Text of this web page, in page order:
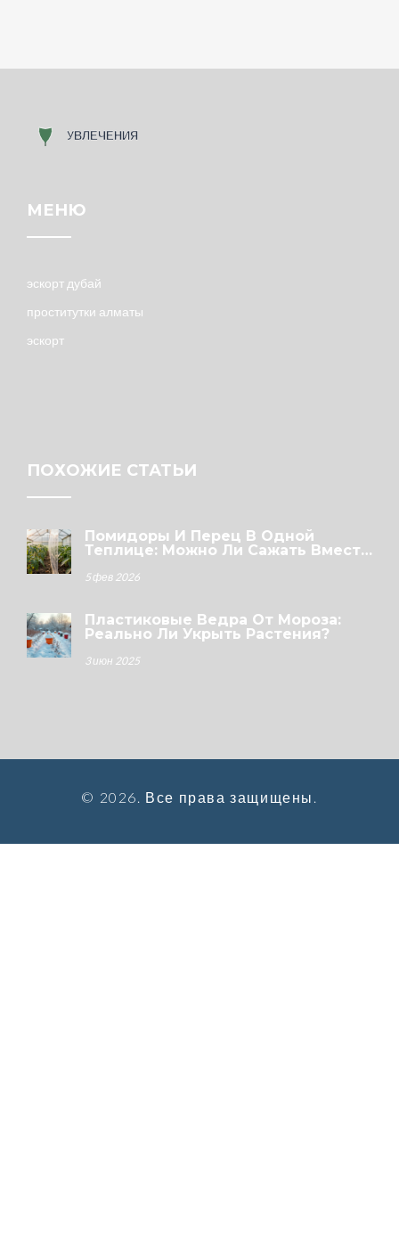
МЕНЮ
эскорт дубай
проститутки алматы
эскорт
ПОХОЖИЕ СТАТЬИ
Помидоры И Перец В Одной
Теплице: Можно Ли Сажать Вместе
5 фев 2026
Пластиковые Ведра От Мороза:
Реально Ли Укрыть Растения?
3 июн 2025
© 2026. Все права защищены.